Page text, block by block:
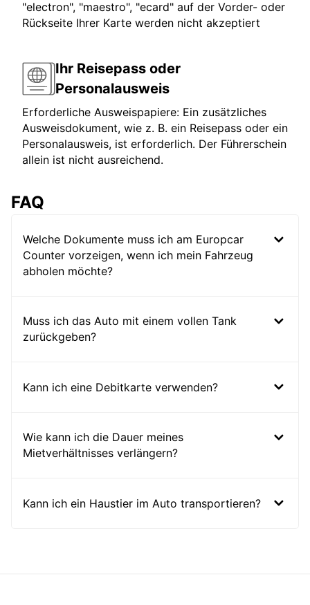
"electron", "maestro", "ecard" auf der Vorder- oder
Rückseite Ihrer Karte werden nicht akzeptiert
Ihr Reisepass oder
Personalausweis
Erforderliche Ausweispapiere: Ein zusätzliches
Ausweisdokument, wie z. B. ein Reisepass oder ein
Personalausweis, ist erforderlich. Der Führerschein
allein ist nicht ausreichend.
FAQ
Welche Dokumente muss ich am Europcar
Counter vorzeigen, wenn ich mein Fahrzeug
abholen möchte?
Muss ich das Auto mit einem vollen Tank
zurückgeben?
Kann ich eine Debitkarte verwenden?
Wie kann ich die Dauer meines
Mietverhältnisses verlängern?
Kann ich ein Haustier im Auto transportieren?